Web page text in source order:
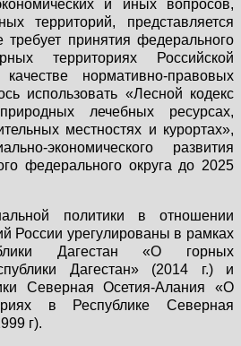
и иных вопросов,
территорий, представляется
требует принятия федерального
территориях Российской
нормативно-правовых
использовать «Лесной кодекс
лечебных ресурсах,
местностях и курортах»,
экономического развития
федерального округа до 2025
политики в отношении
России урегулированы в рамках
Дагестан «О горных
Дагестан» (2014 г.) и
Северная Осетия-Алания «О
в Республике Северная
г).